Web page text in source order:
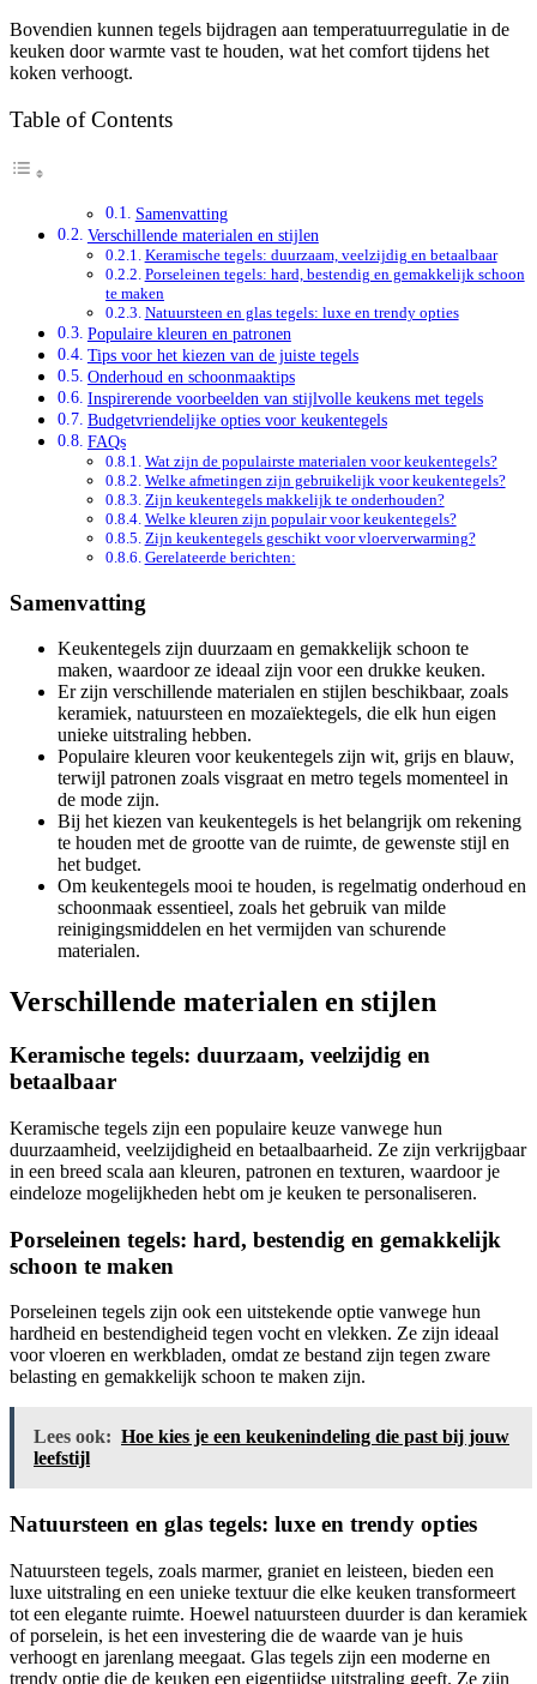
Bovendien kunnen tegels bijdragen aan temperatuurregulatie in de
keuken door warmte vast te houden, wat het comfort tijdens het
koken verhoogt.
Table of Contents
Samenvatting
Verschillende materialen en stijlen
Keramische tegels: duurzaam, veelzijdig en betaalbaar
Porseleinen tegels: hard, bestendig en gemakkelijk schoon
te maken
Natuursteen en glas tegels: luxe en trendy opties
Populaire kleuren en patronen
Tips voor het kiezen van de juiste tegels
Onderhoud en schoonmaaktips
Inspirerende voorbeelden van stijlvolle keukens met tegels
Budgetvriendelijke opties voor keukentegels
FAQs
Wat zijn de populairste materialen voor keukentegels?
Welke afmetingen zijn gebruikelijk voor keukentegels?
Zijn keukentegels makkelijk te onderhouden?
Welke kleuren zijn populair voor keukentegels?
Zijn keukentegels geschikt voor vloerverwarming?
Gerelateerde berichten:
Samenvatting
Keukentegels zijn duurzaam en gemakkelijk schoon te
maken, waardoor ze ideaal zijn voor een drukke keuken.
Er zijn verschillende materialen en stijlen beschikbaar, zoals
keramiek, natuursteen en mozaïektegels, die elk hun eigen
unieke uitstraling hebben.
Populaire kleuren voor keukentegels zijn wit, grijs en blauw,
terwijl patronen zoals visgraat en metro tegels momenteel in
de mode zijn.
Bij het kiezen van keukentegels is het belangrijk om rekening
te houden met de grootte van de ruimte, de gewenste stijl en
het budget.
Om keukentegels mooi te houden, is regelmatig onderhoud en
schoonmaak essentieel, zoals het gebruik van milde
reinigingsmiddelen en het vermijden van schurende
materialen.
Verschillende materialen en stijlen
Keramische tegels: duurzaam, veelzijdig en
betaalbaar
Keramische tegels zijn een populaire keuze vanwege hun
duurzaamheid, veelzijdigheid en betaalbaarheid. Ze zijn verkrijgbaar
in een breed scala aan kleuren, patronen en texturen, waardoor je
eindeloze mogelijkheden hebt om je keuken te personaliseren.
Porseleinen tegels: hard, bestendig en gemakkelijk
schoon te maken
Porseleinen tegels zijn ook een uitstekende optie vanwege hun
hardheid en bestendigheid tegen vocht en vlekken. Ze zijn ideaal
voor vloeren en werkbladen, omdat ze bestand zijn tegen zware
belasting en gemakkelijk schoon te maken zijn.
Lees ook: Hoe kies je een keukenindeling die past bij jouw
leefstijl
Natuursteen en glas tegels: luxe en trendy opties
Natuursteen tegels, zoals marmer, graniet en leisteen, bieden een
luxe uitstraling en een unieke textuur die elke keuken transformeert
tot een elegante ruimte. Hoewel natuursteen duurder is dan keramiek
of porselein, is het een investering die de waarde van je huis
verhoogt en jarenlang meegaat. Glas tegels zijn een moderne en
trendy optie die de keuken een eigentijdse uitstraling geeft. Ze zijn